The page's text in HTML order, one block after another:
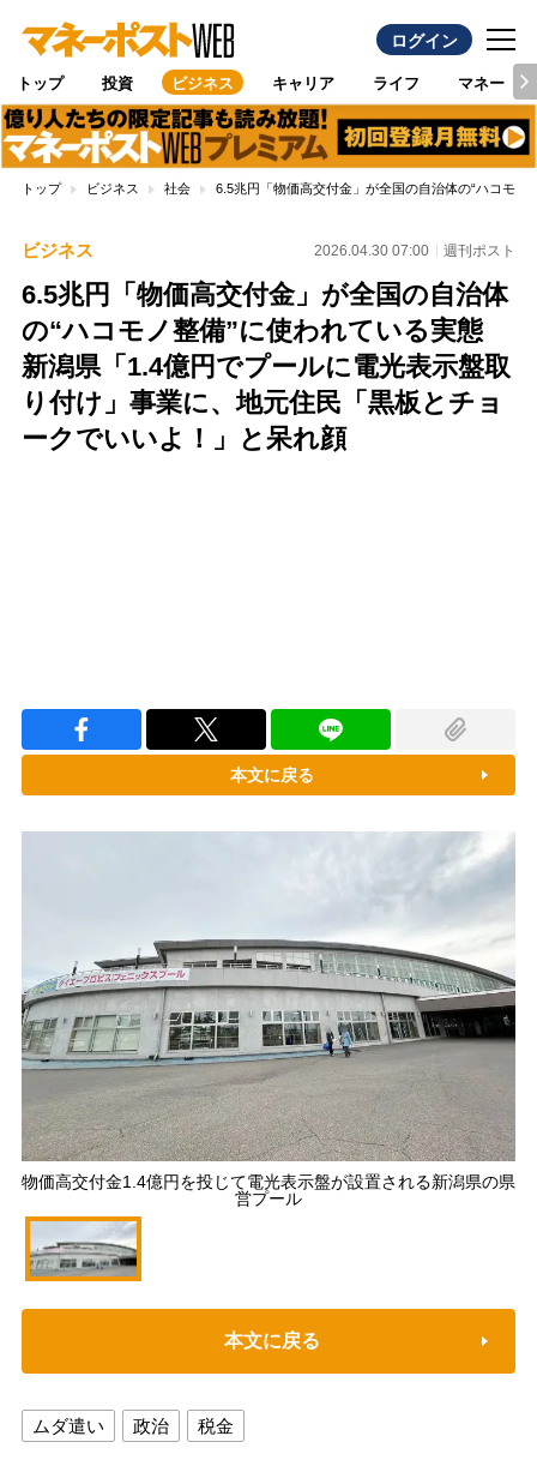
ログイン
トップ 投資 ビジネス キャリア ライフ マネー
トップ ビジネス 社会 6.5兆円「物価高交付金」が全国の自治体の“ハコモ
ビジネス 2026.04.30 07:00 週刊ポスト
6.5兆円「物価高交付金」が全国の自治体
の“ハコモノ整備”に使われている実態
新潟県「1.4億円でプールに電光表示盤取
り付け」事業に、地元住民「黒板とチョ
ークでいいよ！」と呆れ顔
本文に戻る
物価高交付金1.4億円を投じて電光表示盤が設置される新潟県の県
営プール
本文に戻る
ムダ遣い 政治 税金